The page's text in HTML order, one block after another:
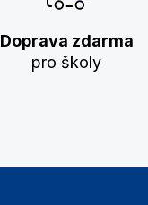
Doprava zdarma
pro školy